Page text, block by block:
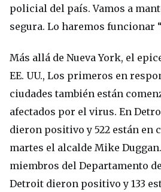
policial del país. Vamos a
segura. Lo haremos funcionar
Más allá de Nueva York, el
EE. UU., Los primeros en
ciudades también están
afectados por el virus. En
dieron positivo y 522 están en
martes el alcalde Mike
miembros del Departamento
Detroit dieron positivo y 133